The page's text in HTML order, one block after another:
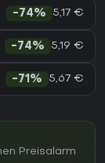
-74% 5,17 €
-74% 5,19 €
-71% 5,67 €
Preisalarm